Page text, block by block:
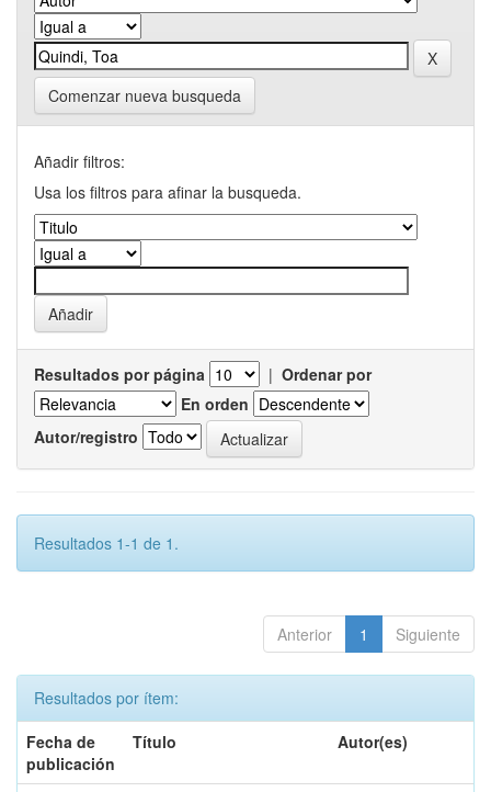
Comenzar nueva busqueda
Añadir filtros:
Usa los filtros para afinar la busqueda.
Resultados por página | Ordenar por
En orden
Autor/registro
Resultados 1-1 de 1.
Anterior 1 Siguiente
Resultados por ítem:
Fecha de
publicación
Título Autor(es)